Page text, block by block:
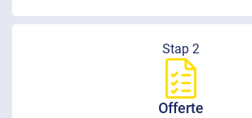
Stap 2
Offerte